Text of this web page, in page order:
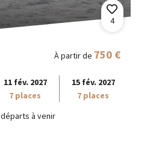
4
À partir de 750 €
11 fév. 2027
7 places
15 fév. 2027
7 places
départs à venir